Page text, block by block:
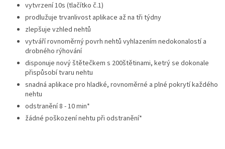
vytvrzení 10s (tlačítko č.1)
prodlužuje trvanlivost aplikace až na tři týdny
zlepšuje vzhled nehtů
vytváří rovnoměrný povrh nehtů vyhlazením nedokonalostí a
drobného rýhování
disponuje nový štětečkem s 200štětinami, ketrý se dokonale
přispůsobí tvaru nehtu
snadná aplikace pro hladké, rovnoměrné a plné pokrytí každého
nehtu
odstranění 8 - 10 min*
žádné poškození nehtu při odstranění*